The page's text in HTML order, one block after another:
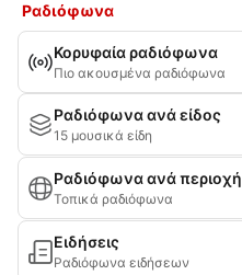
Ραδιόφωνα
Κορυφαία ραδιόφωνα
Πιο ακουσμένα ραδιόφωνα
Ραδιόφωνα ανά είδος
15 μουσικά είδη
Ραδιόφωνα ανά περιοχή
Τοπικά ραδιόφωνα
Ειδήσεις
Ραδιόφωνα ειδήσεων